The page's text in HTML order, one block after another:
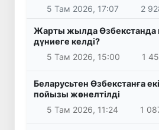
5 Там 2026, 17:07 2
Жарты жылда Өзбекстанда
дүниеге келді?
5 Там 2026, 15:00
1
Беларусьтен Өзбекстанға
пойызы жөнелтілді
5 Там 2026, 11:24
1